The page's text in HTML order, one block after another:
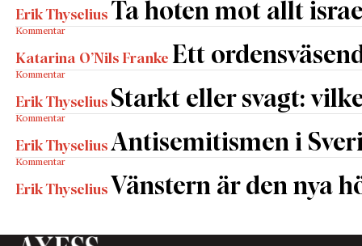
Erik Thyselius Ta hoten mot allt
Kommentar
Katarina O’Nils Franke Ett
Kommentar
Erik Thyselius Starkt eller svagt:
Kommentar
Erik Thyselius Antisemitismen i
Kommentar
Erik Thyselius Vänstern är den nya